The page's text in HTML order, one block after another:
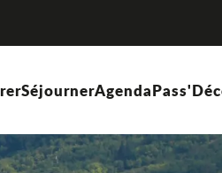
SéjournerAgenda